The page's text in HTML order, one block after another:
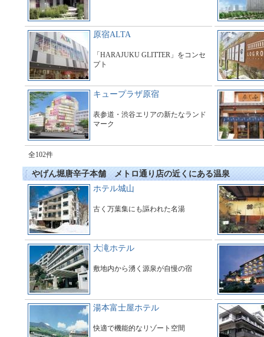
原宿ALTA
「HARAJUKU GLITTER」をコンセ
プト
キュープラザ原宿
表参道・渋谷エリアの新たなランド
マーク
全102件
やげん堀唐辛子本舗 メトロ通り店の近くにある温泉
ホテル城山
古く万葉集にも謳われた名湯
大滝ホテル
敷地内から湧く源泉が自慢の宿
湯本富士屋ホテル
快適で機能的なリゾート空間